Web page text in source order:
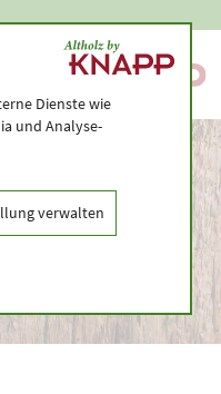
Dienste wie
und Analyse-
verwalten